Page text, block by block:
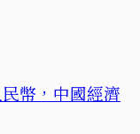
幣，中國經濟